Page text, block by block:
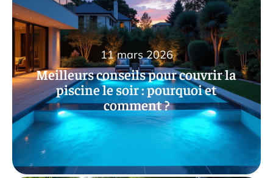
Meilleurs conseils pour couvrir la
piscine le soir : pourquoi et
comment ?
11 mars 2026